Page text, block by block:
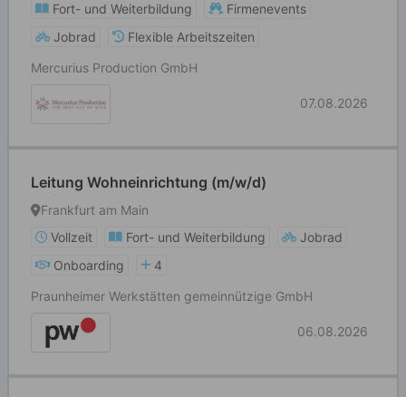
Fort- und Weiterbildung
Firmenevents
Jobrad
Flexible Arbeitszeiten
Mercurius Production GmbH
07.08.2026
Leitung Wohneinrichtung (m/w/d)
Frankfurt am Main
Vollzeit
Fort- und Weiterbildung
Jobrad
Onboarding
4
Praunheimer Werkstätten gemeinnützige GmbH
06.08.2026